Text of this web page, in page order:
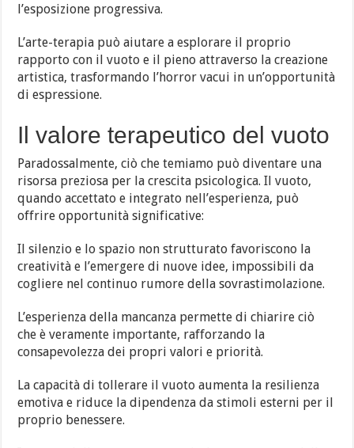
l’esposizione progressiva.
L’arte-terapia può aiutare a esplorare il proprio
rapporto con il vuoto e il pieno attraverso la creazione
artistica, trasformando l’horror vacui in un’opportunità
di espressione.
Il valore terapeutico del vuoto
Paradossalmente, ciò che temiamo può diventare una
risorsa preziosa per la crescita psicologica. Il vuoto,
quando accettato e integrato nell’esperienza, può
offrire opportunità significative:
Il silenzio e lo spazio non strutturato favoriscono la
creatività e l’emergere di nuove idee, impossibili da
cogliere nel continuo rumore della sovrastimolazione.
L’esperienza della mancanza permette di chiarire ciò
che è veramente importante, rafforzando la
consapevolezza dei propri valori e priorità.
La capacità di tollerare il vuoto aumenta la resilienza
emotiva e riduce la dipendenza da stimoli esterni per il
proprio benessere.